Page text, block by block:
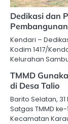
Dedikasi dan
Kendari –
Kodim 1417/
Kelurahan
TMMD
di Desa Talio
Barito Selatan,
Satgas TMMD
Kecamatan